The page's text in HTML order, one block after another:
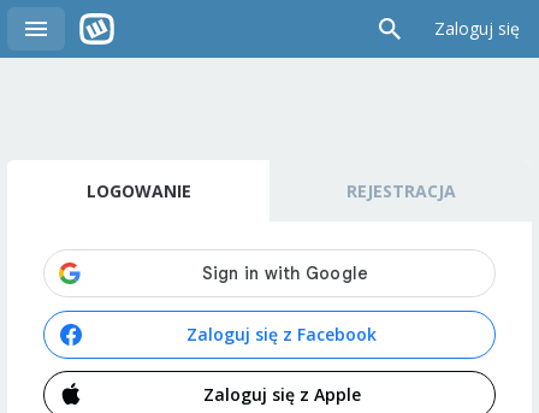
Zaloguj się
LOGOWANIE REJESTRACJA
Zaloguj się z Facebook
Zaloguj się z Apple